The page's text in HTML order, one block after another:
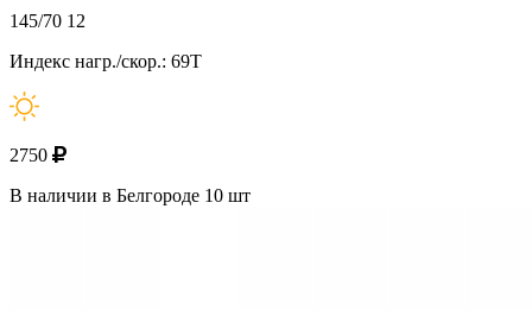
145/70 12
Индекс нагр./скор.: 69T
2750
В наличии в Белгороде 10 шт